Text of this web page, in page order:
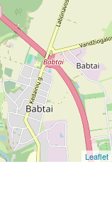
Leaflet